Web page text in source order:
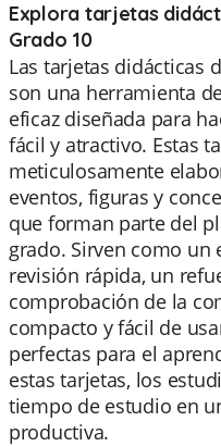
Explora tarjetas
Grado 10
Las tarjetas didácticas
son una herramienta
eficaz diseñada para
fácil y atractivo. Estas
meticulosamente
eventos, figuras y
que forman parte del
grado. Sirven como un
revisión rápida, un
comprobación de la
compacto y fácil de
perfectas para el
estas tarjetas, los
tiempo de estudio en
productiva.